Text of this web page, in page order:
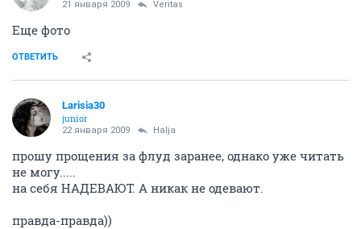
21 января 2009 Veritas
Еще фото
ОТВЕТИТЬ
Larisia30
junior
22 января 2009 Halja
прошу прощения за флуд заранее, однако уже читать
не могу.....
на себя НАДЕВАЮТ. А никак не одевают.
правда-правда))